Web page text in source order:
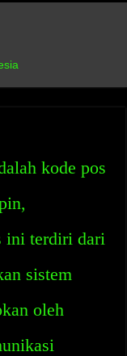
kode pos
ini terdiri dari
sistem
oleh